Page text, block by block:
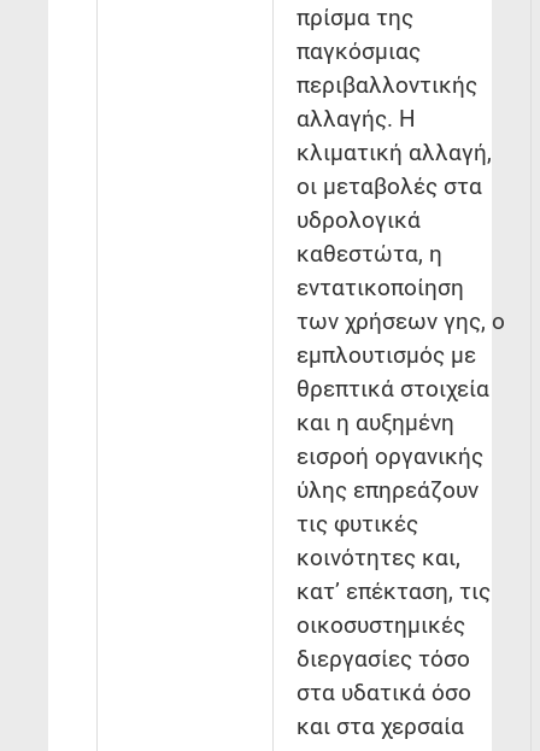
πρίσμα της
παγκόσμιας
περιβαλλοντικής
αλλαγής. Η
κλιματική αλλαγή,
οι μεταβολές στα
υδρολογικά
καθεστώτα, η
εντατικοποίηση
των χρήσεων γης, ο
εμπλουτισμός με
θρεπτικά στοιχεία
και η αυξημένη
εισροή οργανικής
ύλης επηρεάζουν
τις φυτικές
κοινότητες και,
κατ’ επέκταση, τις
οικοσυστημικές
διεργασίες τόσο
στα υδατικά όσο
και στα χερσαία